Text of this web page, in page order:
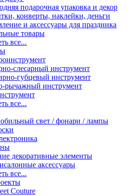
подарочная упаковка и декор
конверты, наклейки, деньги
и аксессуары для праздника
товары
все...
слесарный инструмент
губцевый инструмент
рычажный инструмент
все...
свет / фонари / лампы
декоративные элементы
аксессуары
все...
Couture